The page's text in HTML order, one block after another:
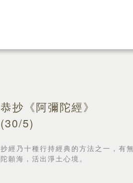
恭抄《阿彌陀經》
(30/5)
抄經乃十種行持經典的方法之一，有
陀願海，活出淨土心境。